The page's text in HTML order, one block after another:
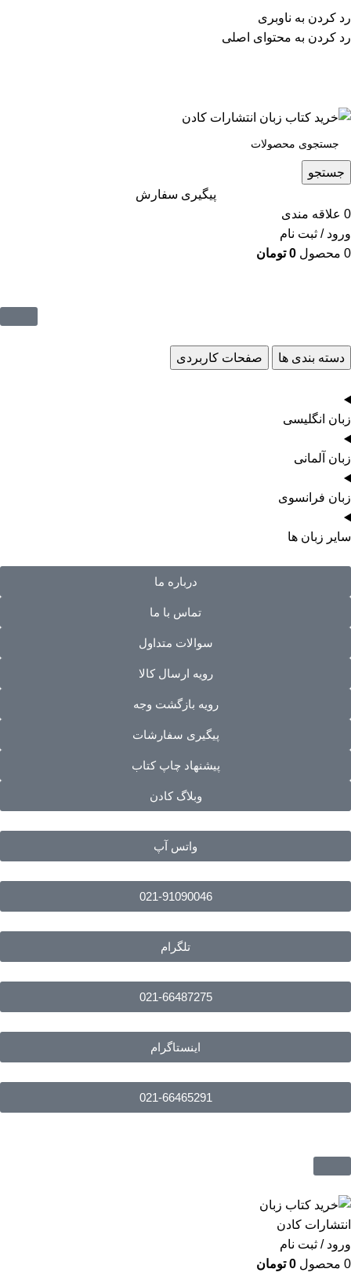
رد کردن به ناوبری
رد کردن به محتوای اصلی
پشتیبانی تلگرام : 09201005262
۵۰ تا۶۰ درصد تخفیف واقعی و همیشگی در خرید از سایت
جستجو
پیگیری سفارش
0 علاقه مندی
ورود / ثبت نام
0 محصول 0 تومان
دسته بندی ها صفحات کاربردی
زبان انگلیسی
زبان آلمانی
زبان فرانسوی
سایر زبان ها
درباره ما
تماس با ما
سوالات متداول
رویه ارسال کالا
رویه بازگشت وجه
پیگیری سفارشات
پیشنهاد چاپ کتاب
وبلاگ کادن
واتس آپ
021-91090046
تلگرام
021-66487275
اینستاگرام
021-66465291
ورود / ثبت نام
0 محصول 0 تومان